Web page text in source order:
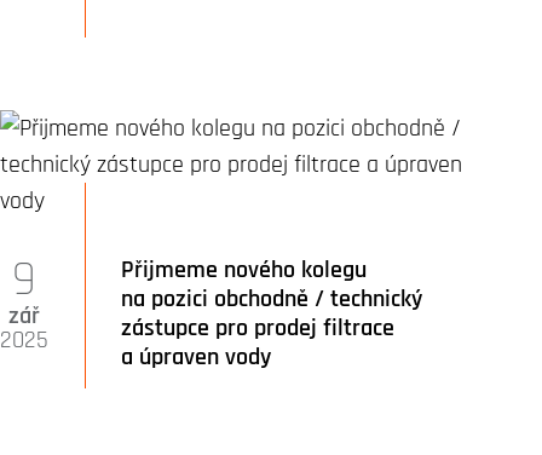
Přijmeme nového kolegu
na pozici obchodně / technický
zástupce pro prodej filtrace
a úpraven vody
9
zář
2025